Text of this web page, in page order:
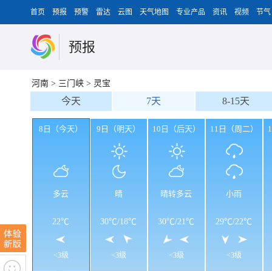
首页 预报 预警 雷达 云图 天气地图 专业产品 资讯 视频 节气
预报
河南 > 三门峡 > 灵宝
今天 7天 8-15天
8日（今天）
多云
22℃
<3级
9日（明天）
晴
30℃/18℃
<3级
10日（后天）
晴转多云
30℃/21℃
<3级
11日（周二）
小雨
29℃/22℃
<3级